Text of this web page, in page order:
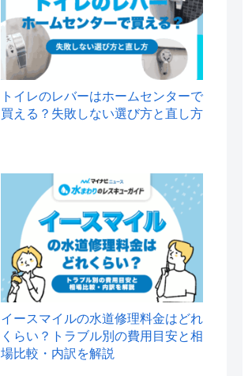
トイレのレバーはホームセンターで
買える？失敗しない選び方と直し方
イースマイルの水道修理料金はどれ
くらい？トラブル別の費用目安と相
場比較・内訳を解説